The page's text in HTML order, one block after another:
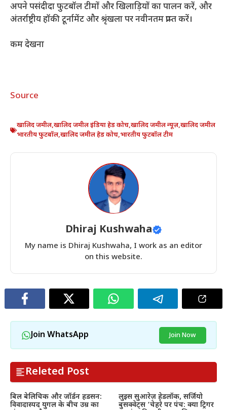
अपने पसंदीदा फुटबॉल टीमों और खिलाड़ियों का पालन करें, और
अंतर्राष्ट्रीय हॉकी टूर्नामेंट और श्रृंखला पर नवीनतम प्राप्त करें।
कम देखना
Source
खालिद जमील,खालिद जमील इंडिया हेड कोच,खालिद जमील न्यूज़,खालिद जमील
भारतीय फुटबॉल,खालिद जमील हेड कोच,भारतीय फुटबॉल टीम
Dhiraj Kushwaha
My name is Dhiraj Kushwaha, I work as an editor
on this website.
Join WhatsApp Join Now
Releted Post
बिल बेलिचिक और जॉर्डन हडसन:
विवादास्पद युगल के बीच उम्र का
लुइस सुआरेज़ हेडलॉक, सर्जियो
बुसक्वेट्स ‘चेहरे पर पंच: क्या ट्रिगर